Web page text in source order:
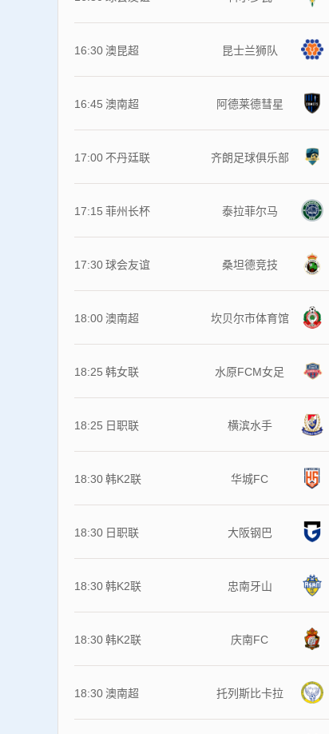
16:30 澳昆超 昆士兰狮队
16:45 澳南超 阿德莱德彗星
17:00 不丹廷联 齐朗足球俱乐部
17:15 菲州长杯 泰拉菲尔马
17:30球会友谊 桑坦德竞技
18:00 澳南超 坎贝尔市体育馆
18:25 韩女联 水原FCM女足
18:25 日职联 横滨水手
18:30韩K2联 华城FC
18:30 日职联 大阪钢巴
18:30韩K2联 忠南牙山
18:30韩K2联 庆南FC
18:30 澳南超 托列斯比卡拉